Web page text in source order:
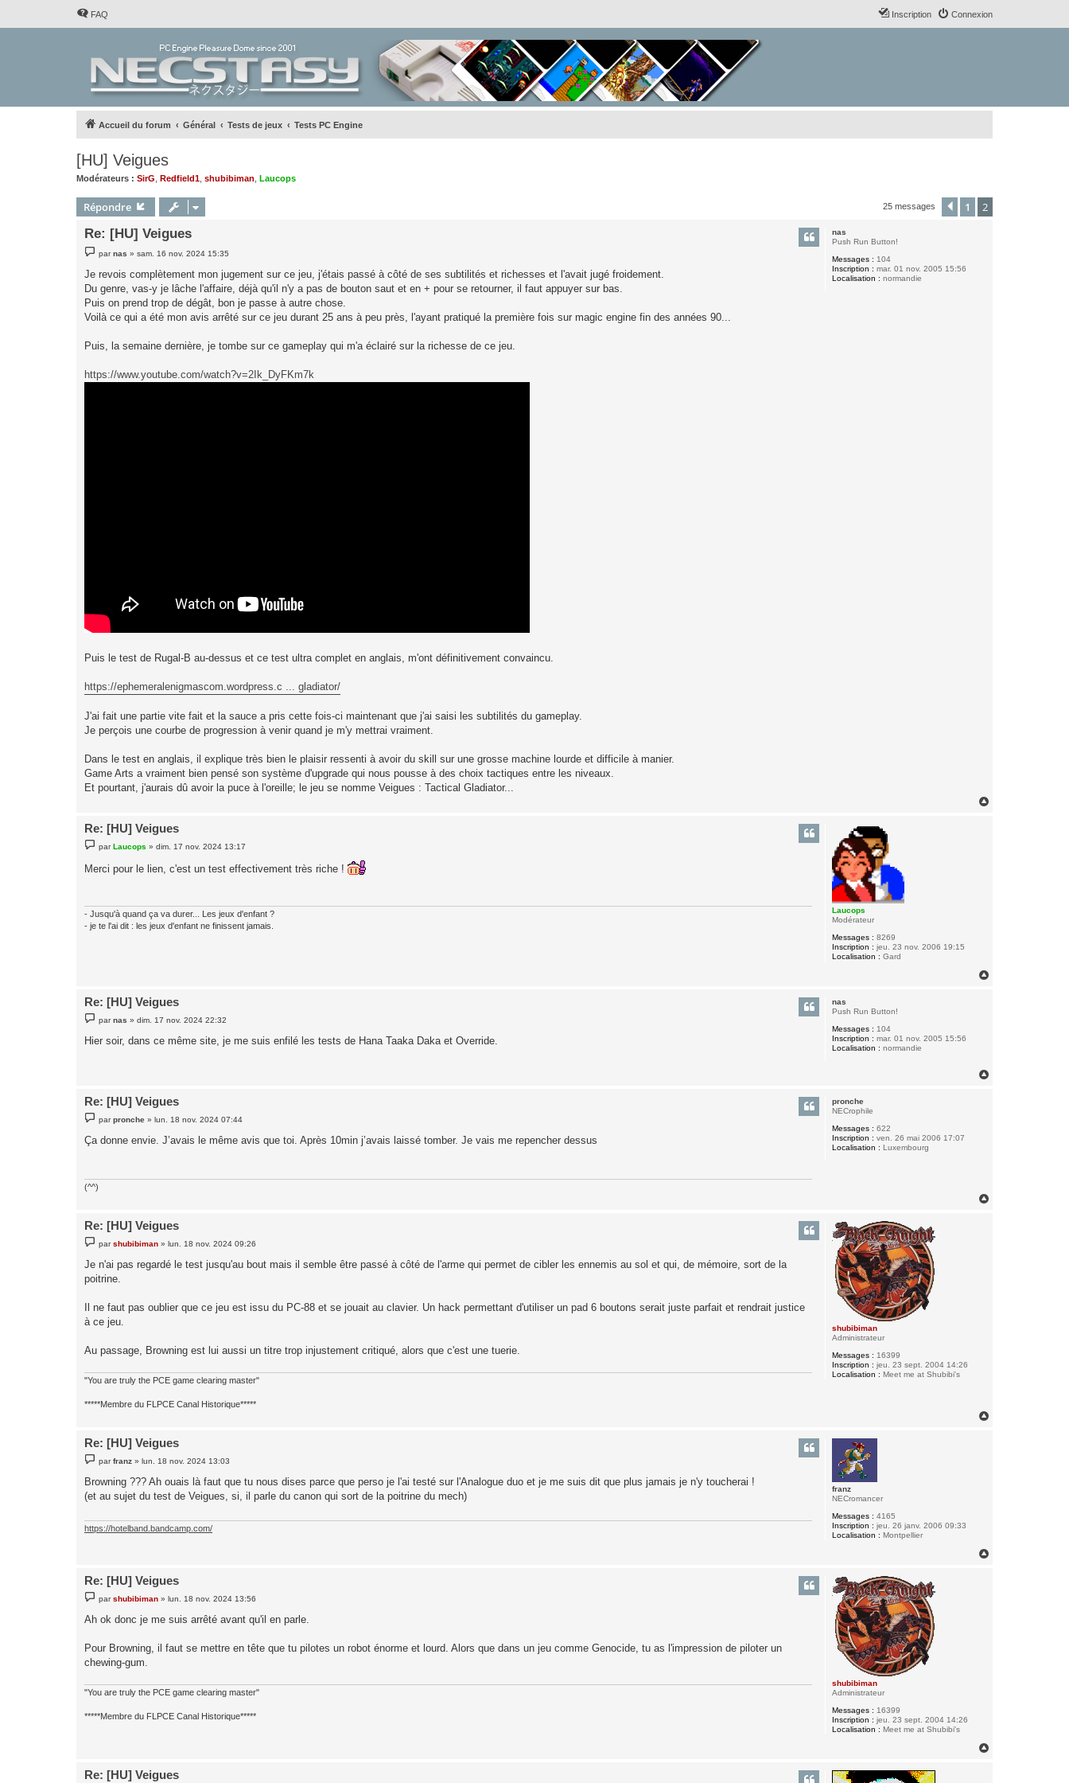
FAQ Connexion
Inscription
Accueil du forum Général Tests de jeux Tests PC Engine
[HU] Veigues
Modérateurs : SirG Redfield1 shubibiman Laucops
Répondre 25 messages Précédent
1 2
nas
Push Run Button!
Messages : 104
Inscription : mar. 01 nov. 2005 15:56
Localisation : normandie
Re: [HU] Veigues
e
s
a
g
e
parnas »sam. 16 nov. 2024 15:35
Je revois complètement mon jugement sur ce jeu, j'étais passé à côté de ses subtilités et richesses et l'avait jugé froidement.
Du genre, vas-y je lâche l'affaire, déjà qu'il n'y a pas de bouton saut et en + pour se retourner, il faut appuyer sur bas.
Puis on prend trop de dégât, bon je passe à autre chose.
Voilà ce qui a été mon avis arrêté sur ce jeu durant 25 ans à peu près, l'ayant pratiqué la première fois sur magic engine fin des années 90...
Puis, la semaine dernière, je tombe sur ce gameplay qui m'a éclairé sur la richesse de ce jeu.
https://www.youtube.com/watch?v=2Ik_DyFKm7k
Puis le test de Rugal-B au-dessus et ce test ultra complet en anglais, m'ont définitivement convaincu.
https://ephemeralenigmascom.wordpress.c ... gladiator/
J'ai fait une partie vite fait et la sauce a pris cette fois-ci maintenant que j'ai saisi les subtilités du gameplay.
Je perçois une courbe de progression à venir quand je m'y mettrai vraiment.
Dans le test en anglais, il explique très bien le plaisir ressenti à avoir du skill sur une grosse machine lourde et difficile à manier.
Game Arts a vraiment bien pensé son système d'upgrade qui nous pousse à des choix tactiques entre les niveaux.
Et pourtant, j'aurais dû avoir la puce à l'oreille; le jeu se nomme Veigues : Tactical Gladiator...
Laucops
Modérateur
Messages : 8269
Inscription : jeu. 23 nov. 2006 19:15
Localisation : Gard
Re: [HU] Veigues
e
s
parLaucops »dim. 17 nov. 2024 13:17
Merci pour le lien, c'est un test effectivement très riche !
- Jusqu'à quand ça va durer... Les jeux d'enfant ?
- je te l'ai dit : les jeux d'enfant ne finissent jamais.
nas
Push Run Button!
Messages : 104
Inscription : mar. 01 nov. 2005 15:56
Localisation : normandie
Re: [HU] Veigues
e
s
parnas »dim. 17 nov. 2024 22:32
Hier soir, dans ce même site, je me suis enfilé les tests de Hana Taaka Daka et Override.
pronche
NECrophile
Messages : 622
Inscription : ven. 26 mai 2006 17:07
Localisation : Luxembourg
Re: [HU] Veigues
e
s
parpronche »lun. 18 nov. 2024 07:44
Ça donne envie. J’avais le même avis que toi. Après 10min j’avais laissé tomber. Je vais me repencher dessus
(^^)
shubibiman
Administrateur
Messages : 16399
Inscription : jeu. 23 sept. 2004 14:26
Localisation : Meet me at Shubibi's
Re: [HU] Veigues
e
s
a
parshubibiman »lun. 18 nov. 2024 09:26
Je n'ai pas regardé le test jusqu'au bout mais il semble être passé à côté de l'arme qui permet de cibler les ennemis au sol et qui, de mémoire, sort de la
poitrine.
Il ne faut pas oublier que ce jeu est issu du PC-88 et se jouait au clavier. Un hack permettant d'utiliser un pad 6 boutons serait juste parfait et rendrait justice
à ce jeu.
Au passage, Browning est lui aussi un titre trop injustement critiqué, alors que c'est une tuerie.
"You are truly the PCE game clearing master"
*****Membre du FLPCE Canal Historique*****
franz
NECromancer
Messages : 4165
Inscription : jeu. 26 janv. 2006 09:33
Localisation : Montpellier
Re: [HU] Veigues
e
s
a
parfranz » lun. 18 nov. 2024 13:03
Browning ??? Ah ouais là faut que tu nous dises parce que perso je l'ai testé sur l'Analogue duo et je me suis dit que plus jamais je n'y toucherai !
(et au sujet du test de Veigues, si, il parle du canon qui sort de la poitrine du mech)
https://hotelband.bandcamp.com/
shubibiman
Administrateur
Messages : 16399
Inscription : jeu. 23 sept. 2004 14:26
Localisation : Meet me at Shubibi's
Re: [HU] Veigues
e
s
e
parshubibiman » lun. 18 nov. 2024 13:56
Ah ok donc je me suis arrêté avant qu'il en parle.
Pour Browning, il faut se mettre en tête que tu pilotes un robot énorme et lourd. Alors que dans un jeu comme Genocide, tu as l'impression de piloter un
chewing-gum.
"You are truly the PCE game clearing master"
*****Membre du FLPCE Canal Historique*****
Re: [HU] Veigues